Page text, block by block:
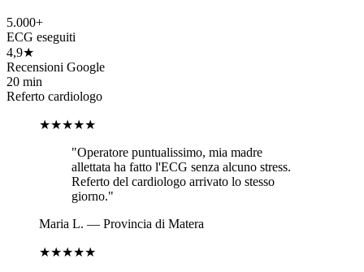
5.000+
ECG eseguiti
4,9★
Recensioni Google
20 min
Referto cardiologo
★★★★★
"Operatore puntualissimo, mia madre
allettata ha fatto l'ECG senza alcuno stress.
Referto del cardiologo arrivato lo stesso
giorno."
Maria L. — Provincia di Matera
★★★★★